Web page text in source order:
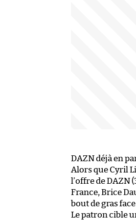
DAZN déjà en
Alors que Cyril
l’offre de DAZN
France, Brice
bout de gras face
Le patron cible